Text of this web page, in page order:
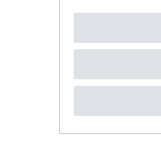
UVP
*inkl.